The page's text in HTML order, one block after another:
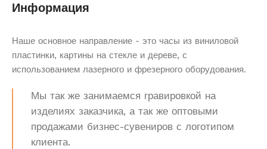
Информация
Наше основное направление - это часы из виниловой
пластинки, картины на стекле и дереве, с
использованием лазерного и фрезерного оборудования.
Мы так же занимаемся гравировкой на
изделиях заказчика, а так же оптовыми
продажами бизнес-сувениров с логотипом
клиента.